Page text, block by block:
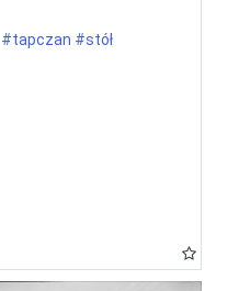
#tapczan #stół